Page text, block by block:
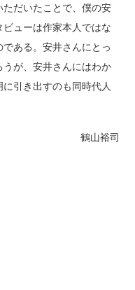
だいたことで、僕の安
ューは作家本人ではな
ある。安井さんにとっ
が、安井さんにはわか
引き出すのも同時代人
鶴山裕司